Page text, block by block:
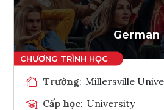
German
Trường: Millersville
Cấp học: University